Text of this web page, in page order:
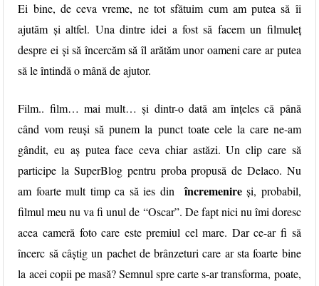
Ei bine, de ceva vreme, ne tot sfătuim cum am putea să îi
ajutăm și altfel. Una dintre idei a fost să facem un filmuleț
despre ei și să încercăm să îl arătăm unor oameni care ar putea
să le întindă o mână de ajutor.
Film.. film… mai mult… și dintr-o dată am înțeles că până
când vom reuși să punem la punct toate cele la care ne-am
gândit, eu aș putea face ceva chiar astăzi. Un clip care să
participe la SuperBlog pentru proba propusă de Delaco. Nu
am foarte mult timp ca să ies din
încremenireși, probabil,
filmul meu nu va fi unul de “Oscar”. De fapt nici nu îmi doresc
acea cameră foto care este premiul cel mare. Dar ce-ar fi să
încerc să câștig un pachet de brânzeturi care ar sta foarte bine
la acei copii pe masă?Semnul spre cartes-ar transforma, poate,